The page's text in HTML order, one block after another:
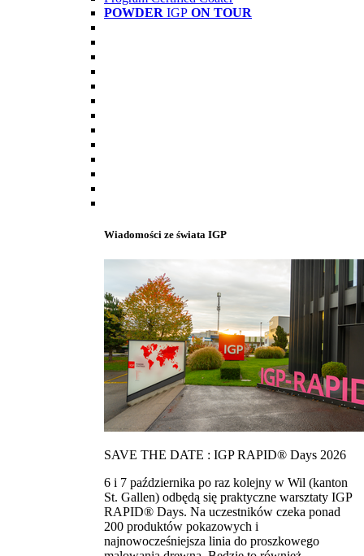
POWDER IGP ON TOUR
Wiadomości ze świata IGP
SAVE THE DATE : IGP RAPID® Days 2026
6 i 7 października po raz kolejny w Wil (kanton
St. Gallen) odbędą się praktyczne warsztaty IGP
RAPID® Days. Na uczestników czeka ponad
200 produktów pokazowych i
najnowocześniejsza linia do proszkowego